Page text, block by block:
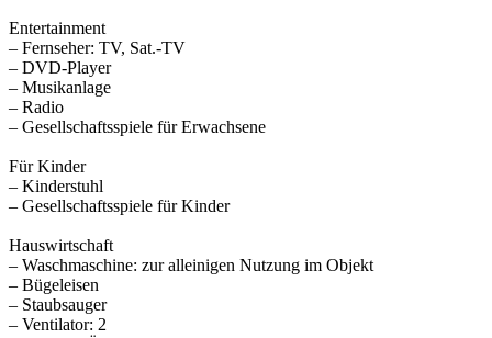
Entertainment
– Fernseher: TV, Sat.-TV
– DVD-Player
– Musikanlage
– Radio
– Gesellschaftsspiele für Erwachsene
Für Kinder
– Kinderstuhl
– Gesellschaftsspiele für Kinder
Hauswirtschaft
– Waschmaschine: zur alleinigen Nutzung im Objekt
– Bügeleisen
– Staubsauger
– Ventilator: 2